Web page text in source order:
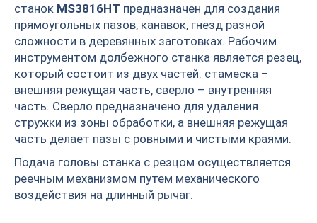
станок MS3816HT предназначен для создания
прямоугольных пазов, канавок, гнезд разной
сложности в деревянных заготовках. Рабочим
инструментом долбежного станка является резец,
который состоит из двух частей: стамеска –
внешняя режущая часть, сверло – внутренняя
часть. Сверло предназначено для удаления
стружки из зоны обработки, а внешняя режущая
часть делает пазы с ровными и чистыми краями.
Подача головы станка с резцом осуществляется
реечным механизмом путем механического
воздействия на длинный рычаг.